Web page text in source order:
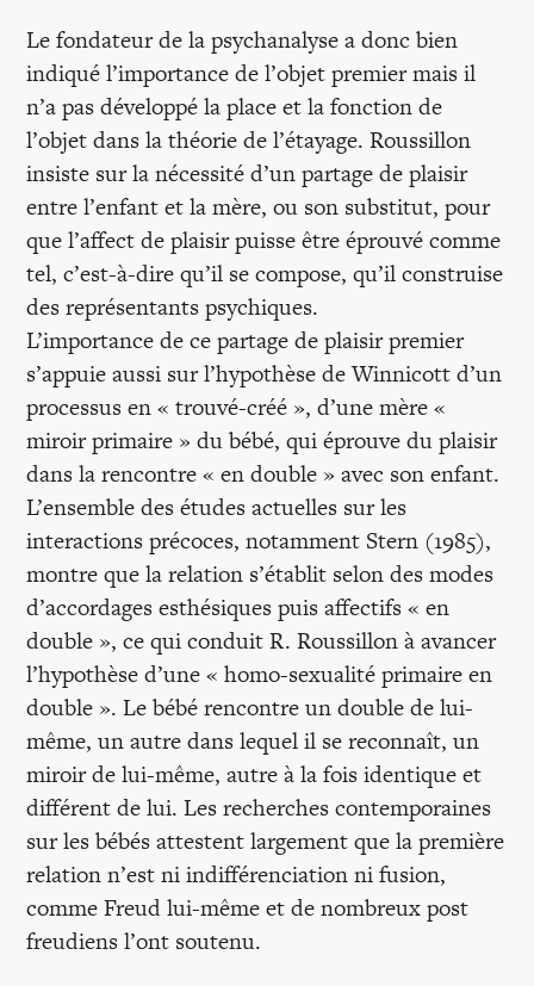
Le fondateur de la psychanalyse a donc bien
indiqué l’importance de l’objet premier mais il
n’a pas développé la place et la fonction de
l’objet dans la théorie de l’étayage. Roussillon
insiste sur la nécessité d’un partage de plaisir
entre l’enfant et la mère, ou son substitut, pour
que l’affect de plaisir puisse être éprouvé comme
tel, c’est-à-dire qu’il se compose, qu’il construise
des représentants psychiques.
L’importance de ce partage de plaisir premier
s’appuie aussi sur l’hypothèse de Winnicott d’un
processus en « trouvé-créé », d’une mère «
miroir primaire » du bébé, qui éprouve du plaisir
dans la rencontre « en double » avec son enfant.
L’ensemble des études actuelles sur les
interactions précoces, notamment Stern (1985),
montre que la relation s’établit selon des modes
d’accordages esthésiques puis affectifs « en
double », ce qui conduit R. Roussillon à avancer
l’hypothèse d’une « homo-sexualité primaire en
double ». Le bébé rencontre un double de lui-
même, un autre dans lequel il se reconnaît, un
miroir de lui-même, autre à la fois identique et
différent de lui. Les recherches contemporaines
sur les bébés attestent largement que la première
relation n’est ni indifférenciation ni fusion,
comme Freud lui-même et de nombreux post
freudiens l’ont soutenu.